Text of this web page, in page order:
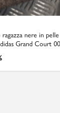
ragazza nere in pelle
Grand Court